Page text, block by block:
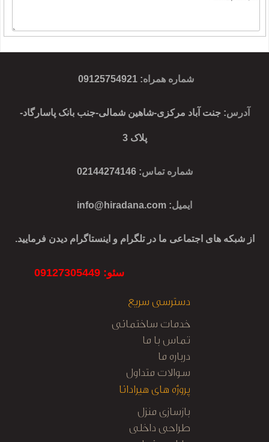
شماره همراه:
09125754921
آدرس: جنت آباد مرکزی-شاهین شمالی-جنب بانک پاسارگاد-
پلاک 3
شماره تماس: 02144274146
ایمیل:
info@hiradana.com
از شبکه های اجتماعی ما در تلگرام و اینستاگرام دیدن فرمایید.
سئو: 09127305449
دسترسی سریع
خدمات ساختمانی
تماس با ما
درباره ما
سوالات متداول
پروژه های هیرادانا
بازسازی منزل
طراحی داخلی